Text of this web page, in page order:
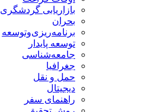
بازاریابی گردشگری
بحران
برنامه‌ریزی‌وتوسعه
توسعه پایدار
جامعه‌شناسی
جغرافیا
حمل و نقل
دیجیتال
راهنمای سفر